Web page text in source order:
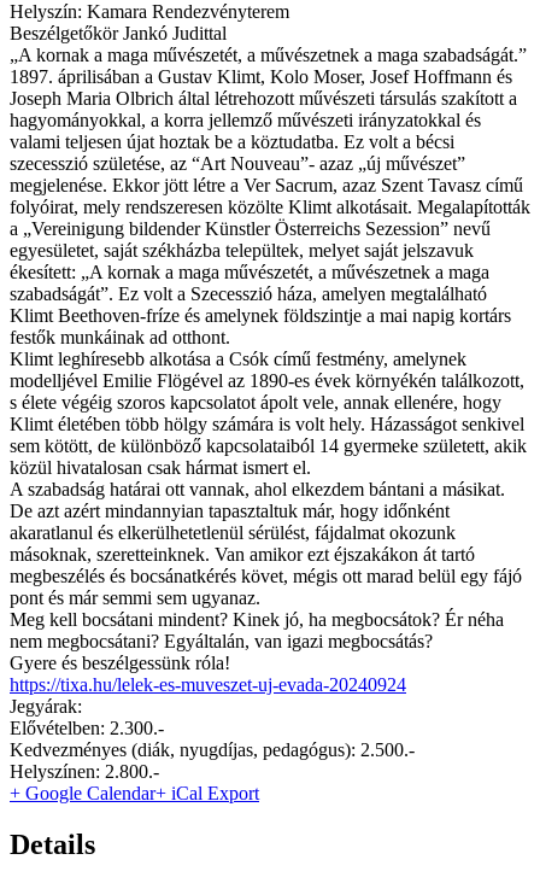
Helyszín: Kamara Rendezvényterem
Beszélgetőkör Jankó Judittal
„A kornak a maga művészetét, a művészetnek a maga szabadságát.”
1897. áprilisában a Gustav Klimt, Kolo Moser, Josef Hoffmann és
Joseph Maria Olbrich által létrehozott művészeti társulás szakított a
hagyományokkal, a korra jellemző művészeti irányzatokkal és
valami teljesen újat hoztak be a köztudatba. Ez volt a bécsi
szecesszió születése, az “Art Nouveau”- azaz „új művészet”
megjelenése. Ekkor jött létre a Ver Sacrum, azaz Szent Tavasz című
folyóirat, mely rendszeresen közölte Klimt alkotásait. Megalapították
a „Vereinigung bildender Künstler Österreichs Sezession” nevű
egyesületet, saját székházba települtek, melyet saját jelszavuk
ékesített: „A kornak a maga művészetét, a művészetnek a maga
szabadságát”. Ez volt a Szecesszió háza, amelyen megtalálható
Klimt Beethoven-fríze és amelynek földszintje a mai napig kortárs
festők munkáinak ad otthont.
Klimt leghíresebb alkotása a Csók című festmény, amelynek
modelljével Emilie Flögével az 1890-es évek környékén találkozott,
s élete végéig szoros kapcsolatot ápolt vele, annak ellenére, hogy
Klimt életében több hölgy számára is volt hely. Házasságot senkivel
sem kötött, de különböző kapcsolataiból 14 gyermeke született, akik
közül hivatalosan csak hármat ismert el.
A szabadság határai ott vannak, ahol elkezdem bántani a másikat.
De azt azért mindannyian tapasztaltuk már, hogy időnként
akaratlanul és elkerülhetetlenül sérülést, fájdalmat okozunk
másoknak, szeretteinknek. Van amikor ezt éjszakákon át tartó
megbeszélés és bocsánatkérés követ, mégis ott marad belül egy fájó
pont és már semmi sem ugyanaz.
Meg kell bocsátani mindent? Kinek jó, ha megbocsátok? Ér néha
nem megbocsátani? Egyáltalán, van igazi megbocsátás?
Gyere és beszélgessünk róla!
https://tixa.hu/lelek-es-muveszet-uj-evada-20240924
Jegyárak:
Elővételben: 2.300.-
Kedvezményes (diák, nyugdíjas, pedagógus): 2.500.-
Helyszínen: 2.800.-
+ Google Calendar+ iCal Export
Details